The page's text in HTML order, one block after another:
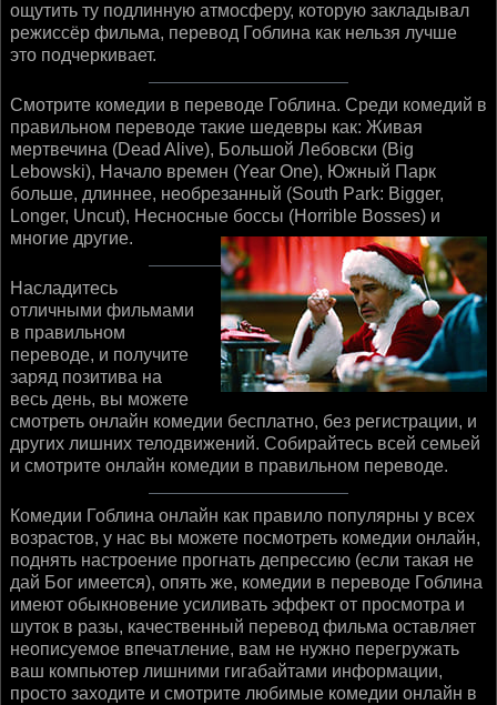
ощутить ту подлинную атмосферу, которую закладывал
режиссёр фильма, перевод Гоблина как нельзя лучше
это подчеркивает.
Смотрите комедии в переводе Гоблина. Среди комедий в
правильном переводе такие шедевры как: Живая
мертвечина (Dead Alive), Большой Лебовски (Big
Lebowski), Начало времен (Year One), Южный Парк
больше, длиннее, необрезанный (South Park: Bigger,
Longer, Uncut), Несносные боссы (Horrible Bosses) и
многие другие.
Насладитесь
отличными фильмами
в правильном
переводе, и получите
заряд позитива на
весь день, вы можете
смотреть онлайн комедии бесплатно, без регистрации, и
других лишних телодвижений. Собирайтесь всей семьей
и смотрите онлайн комедии в правильном переводе.
Комедии Гоблина онлайн как правило популярны у всех
возрастов, у нас вы можете посмотреть комедии онлайн,
поднять настроение прогнать депрессию (если такая не
дай Бог имеется), опять же, комедии в переводе Гоблина
имеют обыкновение усиливать эффект от просмотра и
шуток в разы, качественный перевод фильма оставляет
неописуемое впечатление, вам не нужно перегружать
ваш компьютер лишними гигабайтами информации,
просто заходите и смотрите любимые комедии онлайн в